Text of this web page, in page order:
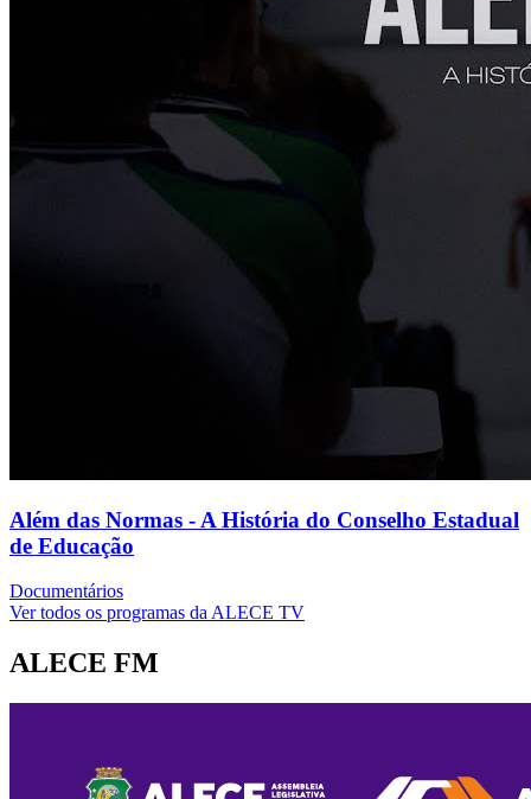
Além das Normas - A História do Conselho Estadual
de Educação
Documentários
Ver todos os programas da ALECE TV
ALECE FM